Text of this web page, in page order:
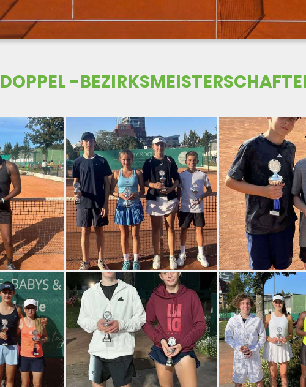
DOPPEL -